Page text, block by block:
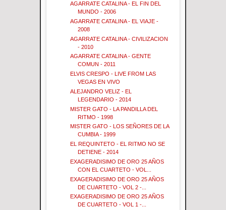
AGARRATE CATALINA - EL FIN DEL
MUNDO - 2006
AGARRATE CATALINA - EL VIAJE -
2008
AGARRATE CATALINA - CIVILIZACION
- 2010
AGARRATE CATALINA - GENTE
COMUN - 2011
ELVIS CRESPO - LIVE FROM LAS
VEGAS EN VIVO
ALEJANDRO VELIZ - EL
LEGENDARIO - 2014
MISTER GATO - LA PANDILLA DEL
RITMO - 1998
MISTER GATO - LOS SEÑORES DE LA
CUMBIA - 1999
EL REQUINTETO - EL RITMO NO SE
DETIENE - 2014
EXAGERADISIMO DE ORO 25 AÑOS
CON EL CUARTETO - VOL...
EXAGERADISIMO DE ORO 25 AÑOS
DE CUARTETO - VOL 2 -...
EXAGERADISIMO DE ORO 25 AÑOS
DE CUARTETO - VOL 1 -...